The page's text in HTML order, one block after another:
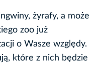
żyrafy, a może
zoo już
o Wasze względy.
które z nich będzie